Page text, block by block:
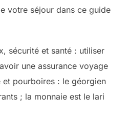
votre séjour dans ce guide
sécurité et santé : utiliser
une assurance voyage
et pourboires : le géorgien
; la monnaie est le lari